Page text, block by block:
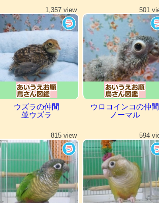
1,357 view
ウズラの仲間
並ウズラ
501
ウロコインコの仲間
ノーマル
815 view 594